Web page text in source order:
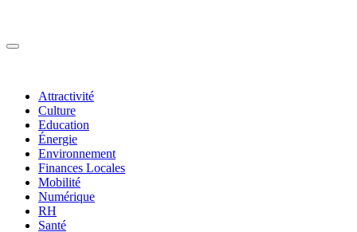
Attractivité
Culture
Education
Énergie
Environnement
Finances Locales
Mobilité
Numérique
RH
Santé